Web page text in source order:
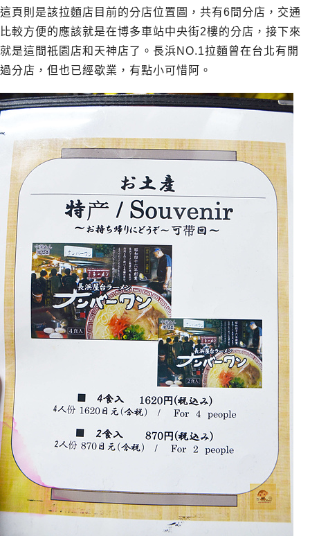
這頁則是該拉麵店目前的分店位置圖，共有6間分店，交通
比較方便的應該就是在博多車站中央街2樓的分店，接下來
就是這間祇園店和天神店了。長浜NO.1拉麵曾在台北有開
過分店，但也已經歇業，有點小可惜阿。